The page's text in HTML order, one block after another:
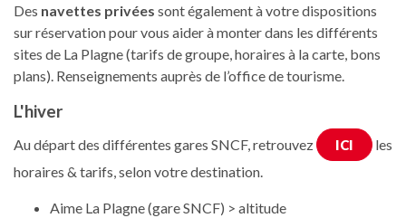
Des navettes privées sont également à votre dispositions
sur réservation pour vous aider à monter dans les différents
sites de La Plagne (tarifs de groupe, horaires à la carte, bons
plans). Renseignements auprès de l’office de tourisme.
L'hiver
Au départ des différentes gares SNCF, retrouvez ICI
les
horaires & tarifs, selon votre destination.
Aime La Plagne (gare SNCF) > altitude